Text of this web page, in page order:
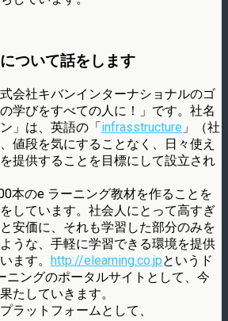
ついて話をします
会社キバンインターナショナルのゴ
学びをすべての人に！」です。社名
」は、英語の「infrasstructure 」（社
値段を気にすることなく、日々使え
提供することを目標にして設立され
本のe ラーニング教材を作ることを
しています。社会人にとって高すぎ
安価に、それも学習した部分のみを
うな、手軽に学習できる環境を提供
ます。 http://elearning.co.jpというド
ニングのポータルサイトとして、今
たしていきます。
ラットフォームとして、